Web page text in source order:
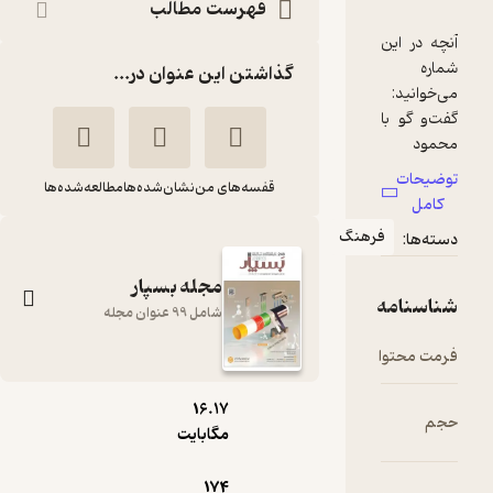
آنچه در این
شماره
گفت‌و گو با
محمود
مفیدی
شمیرانی،
مدیر عامل
شرکت
ده‌برابری
صادرات
مستربچ و
توضیحات
کامل
دسته‌ها:
فرهنگ
شناسنامه
فرمت محتوا pdf
حجم
16.۱۷
مگابایت
فهرست مطالب
گذاشتن این عنوان در...
قفسه‌های من نشان‌شده‌هامطالعه‌شده‌ها
مجله بسپار
شامل 99 عنوان مجله
بسپار شماره 220
گروه نویسندگان